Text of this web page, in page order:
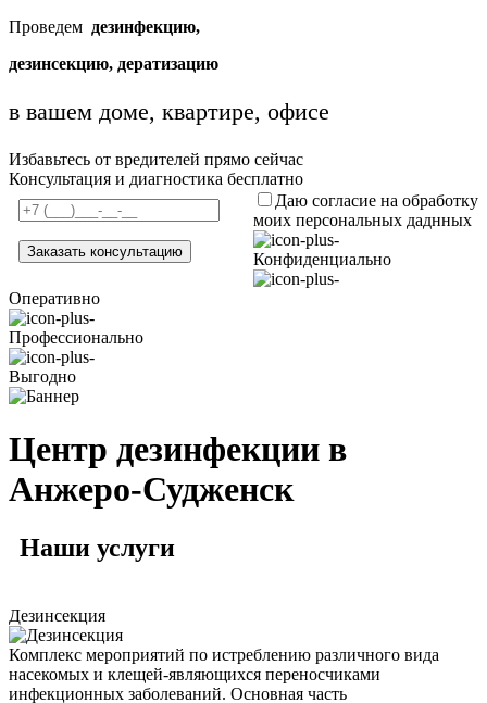
Проведем дезинфекцию,
дезинсекцию, дератизацию
в вашем доме, квартире, офисе
Избавьтесь от вредителей прямо сейчас
Консультация и диагностика бесплатно
Даю согласие на обработку
моих персональных даднных
Конфиденциально
Оперативно
Профессионально
Выгодно
Центр дезинфекции в
Анжеро-Судженск
Наши услуги
Дезинсекция
Комплекс мероприятий по истреблению различного вида
насекомых и клещей-являющихся переносчиками
инфекционных заболеваний. Основная часть